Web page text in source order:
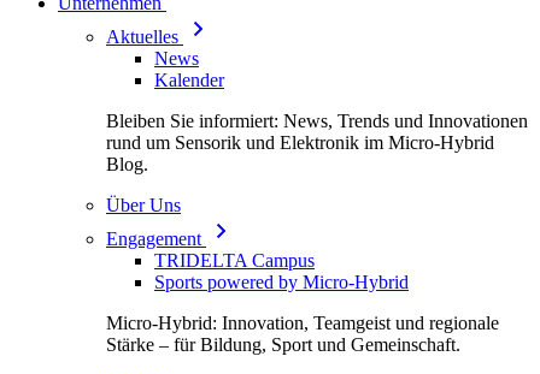
Aktuelles
News
Kalender
Bleiben Sie informiert: News, Trends und Innovationen
rund um Sensorik und Elektronik im Micro-Hybrid
Blog.
Über Uns
Engagement
TRIDELTA Campus
Sports powered by Micro-Hybrid
Micro-Hybrid: Innovation, Teamgeist und regionale
Stärke – für Bildung, Sport und Gemeinschaft.